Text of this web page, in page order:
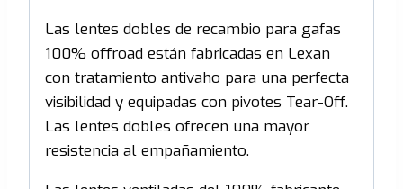
Las lentes dobles de recambio para gafas
100% offroad están fabricadas en Lexan
con tratamiento antivaho para una perfecta
visibilidad y equipadas con pivotes Tear-Off.
Las lentes dobles ofrecen una mayor
resistencia al empañamiento.